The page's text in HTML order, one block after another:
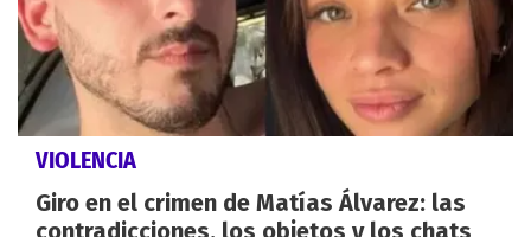
VIOLENCIA
Giro en el crimen de Matías Álvarez: las
contradicciones, los objetos y los chats